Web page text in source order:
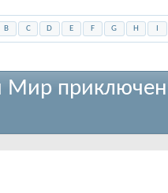
B C D E F G H
Мир